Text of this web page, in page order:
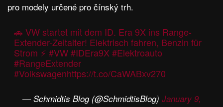
pro modely určené pro čínský trh.
🚗 VW startet mit dem ID. Era 9X ins Range-
Extender-Zeitalter! Elektrisch fahren, Benzin für
Strom ⚡ #VW #IDEra9X #Elektroauto
#RangeExtender
#Volkswagenhttps://t.co/CaWABxv270
— Schmidtis Blog (@SchmidtisBlog) January 9,